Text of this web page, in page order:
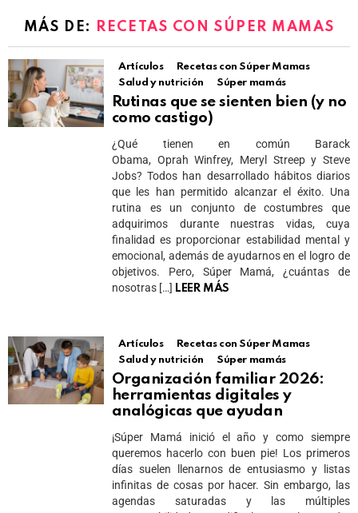
MÁS DE: RECETAS CON SÚPER MAMAS
Artículos
Recetas con Súper Mamas
Salud y nutrición
Súper mamás
Rutinas que se sienten bien (y no
como castigo)
¿Qué tienen en común Barack
Obama, Oprah Winfrey, Meryl Streep y Steve
Jobs? Todos han desarrollado hábitos diarios
que les han permitido alcanzar el éxito. Una
rutina es un conjunto de costumbres que
adquirimos durante nuestras vidas, cuya
finalidad es proporcionar estabilidad mental y
emocional, además de ayudarnos en el logro de
objetivos. Pero, Súper Mamá, ¿cuántas de
nosotras […] LEER MÁS
Artículos
Recetas con Súper Mamas
Salud y nutrición
Súper mamás
Organización familiar 2026:
herramientas digitales y
analógicas que ayudan
¡Súper Mamá inició el año y como siempre
queremos hacerlo con buen pie! Los primeros
días suelen llenarnos de entusiasmo y listas
infinitas de cosas por hacer. Sin embargo, las
agendas saturadas y las múltiples